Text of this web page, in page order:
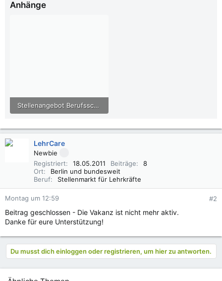
Anhänge
Stellenangebot Berufsschullehrer mit dem Hauptfach Gesundheit, Hamburg (382DR-1).pdf
LehrCare
Newbie
Registriert
18.05.2011 Beiträge
8
Ort
Berlin und bundesweit
Beruf
Stellenmarkt für Lehrkräfte
Montag um 12:59 #2
Beitrag geschlossen - Die Vakanz ist nicht mehr aktiv.
Danke für eure Unterstützung!
Du musst dich einloggen oder registrieren, um hier zu antworten.